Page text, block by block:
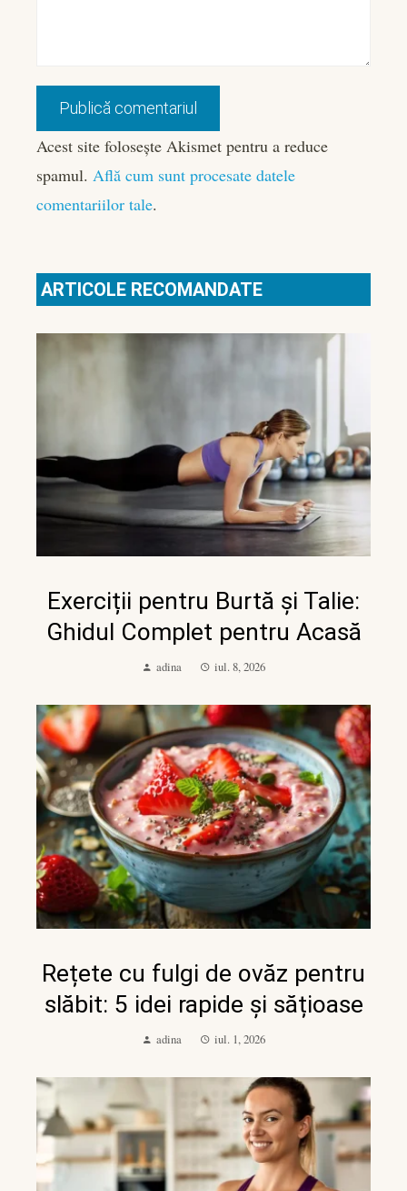
Acest site folosește Akismet pentru a reduce
spamul. Află cum sunt procesate datele
comentariilor tale.
ARTICOLE RECOMANDATE
Exerciții pentru Burtă și Talie:
Ghidul Complet pentru Acasă
adina iul. 8, 2026
Rețete cu fulgi de ovăz pentru
slăbit: 5 idei rapide și sățioase
adina iul. 1, 2026